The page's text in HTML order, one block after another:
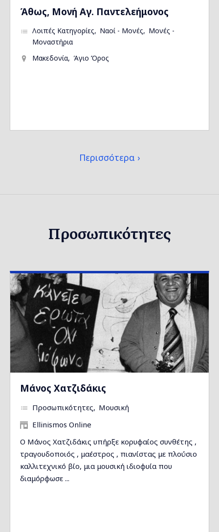
Άθως, Μονή Αγ. Παντελεήμονος
Λοιπές Κατηγορίες Ναοί - Μονές
Μονές -
Μοναστήρια
Μακεδονία
Άγιο Όρος
Περισσότερα
Προσωπικότητες
Μάνος Χατζιδάκις
Προσωπικότητες
Μουσική
Ellinismos Online
Ο Μάνος Χατζιδάκις υπήρξε κορυφαίος συνθέτης ,
τραγουδοποιός , μαέστρος , πιανίστας με πλούσιο
καλλιτεχνικό βίο, μια μουσική ιδιοφυία που
διαμόρφωσε ...